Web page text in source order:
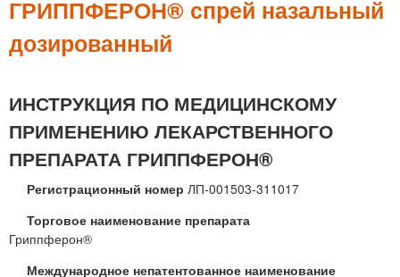
ГРИППФЕРОН® спрей назальный
дозированный
ИНСТРУКЦИЯ ПО МЕДИЦИНСКОМУ
ПРИМЕНЕНИЮ ЛЕКАРСТВЕННОГО
ПРЕПАРАТА ГРИППФЕРОН®
Регистрационный номер ЛП-001503-311017
Торговое наименование препарата
Гриппферон®
Международное непатентованное наименование